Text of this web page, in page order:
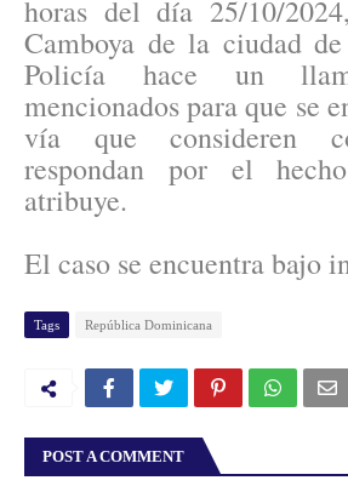
horas del día 25/10/
Camboya de la ciudad
Policía hace un
mencionados para que se
vía que consideren
respondan por el
atribuye.
El caso se encuentra bajo
Tags República Dominicana
POST A COMMENT